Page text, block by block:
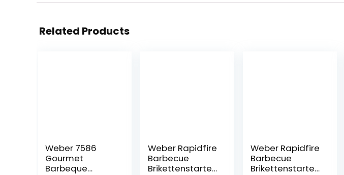
Related Products
Weber 7586
Gourmet
Barbeque
Weber Rapidfire‎
Barbecue
Brikettenstarter
Weber Rapidfire‎
Barbecue
Brikettenstarter